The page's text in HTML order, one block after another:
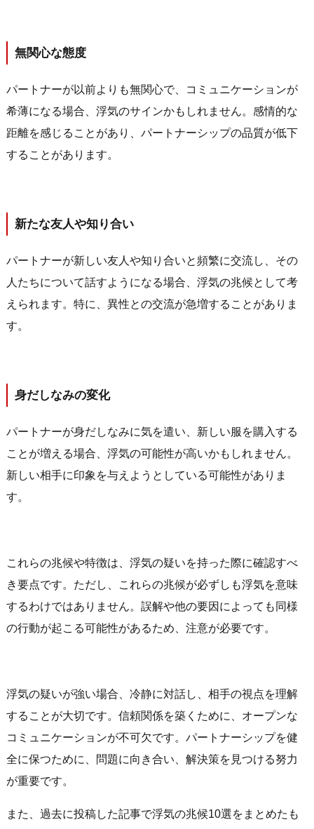
無関心な態度
パートナーが以前よりも無関心で、コミュニケーションが
希薄になる場合、浮気のサインかもしれません。感情的な
距離を感じることがあり、パートナーシップの品質が低下
することがあります。
新たな友人や知り合い
パートナーが新しい友人や知り合いと頻繁に交流し、その
人たちについて話すようになる場合、浮気の兆候として考
えられます。特に、異性との交流が急増することがありま
す。
身だしなみの変化
パートナーが身だしなみに気を遣い、新しい服を購入する
ことが増える場合、浮気の可能性が高いかもしれません。
新しい相手に印象を与えようとしている可能性がありま
す。
これらの兆候や特徴は、浮気の疑いを持った際に確認すべ
き要点です。ただし、これらの兆候が必ずしも浮気を意味
するわけではありません。誤解や他の要因によっても同様
の行動が起こる可能性があるため、注意が必要です。
浮気の疑いが強い場合、冷静に対話し、相手の視点を理解
することが大切です。信頼関係を築くために、オープンな
コミュニケーションが不可欠です。パートナーシップを健
全に保つために、問題に向き合い、解決策を見つける努力
が重要です。
また、過去に投稿した記事で浮気の兆候10選をまとめたも